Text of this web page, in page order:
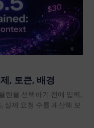
, 토큰, 배경
랜을 선택하기 전에 입력,
실제 요청 수를 계산해 보